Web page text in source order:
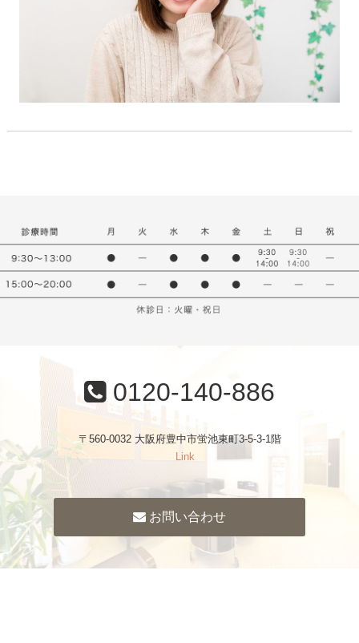
0120-140-886
〒560-0032 大阪府豊中市蛍池東町3-5-3-1階
Link
お問い合わせ